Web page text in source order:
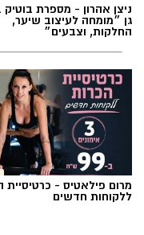
צילום: איחוד הצלה
ניצן אהרון - מספרת
גן ״מומחה לעיצוב שיער,
החלקות, וצבעים״
מרום פילאטיס - כרטיסיית
ללקוחות חדשים